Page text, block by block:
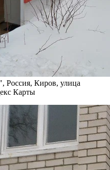
Россия, Киров, улица
Карты